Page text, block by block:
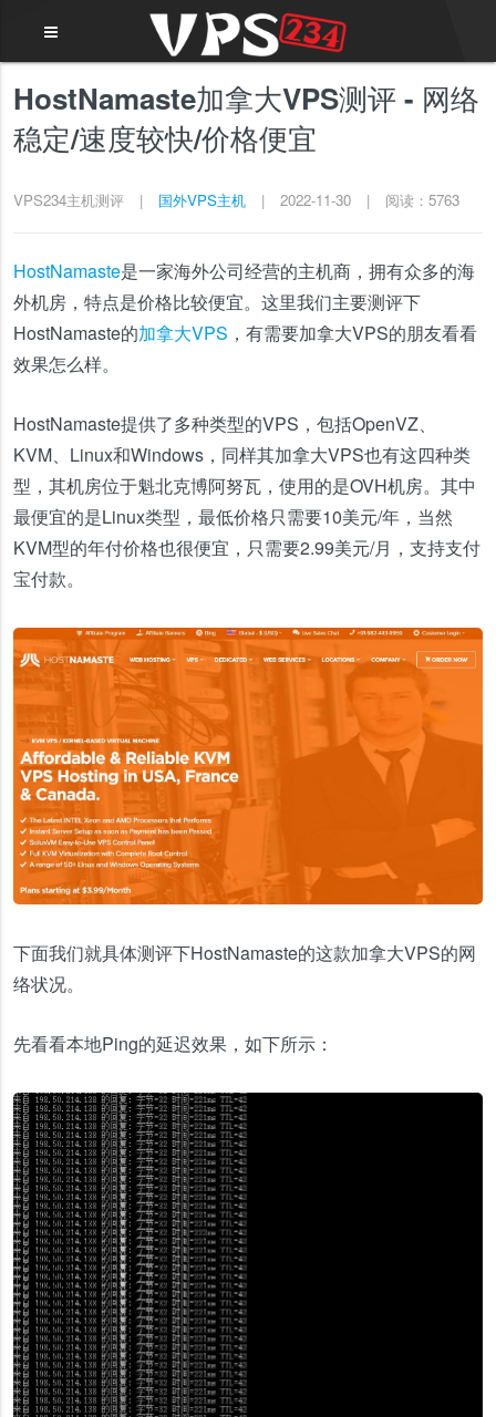
HostNamaste加拿大VPS测评 - 网络
稳定/速度较快/价格便宜
VPS234主机测评 | 国外VPS主机 | 2022-11-30 | 阅读：5763
HostNamaste是一家海外公司经营的主机商，拥有众多的海
外机房，特点是价格比较便宜。这里我们主要测评下
HostNamaste的加拿大VPS ，有需要加拿大VPS的朋友看看
效果怎么样。
HostNamaste提供了多种类型的VPS，包括OpenVZ、
KVM、Linux和Windows，同样其加拿大VPS也有这四种类
型，其机房位于魁北克博阿努瓦，使用的是OVH机房。其中
最便宜的是Linux类型，最低价格只需要10美元/年，当然
KVM型的年付价格也很便宜，只需要2.99美元/月，支持支付
宝付款。
下面我们就具体测评下HostNamaste的这款加拿大VPS的网
络状况。
先看看本地Ping的延迟效果，如下所示：